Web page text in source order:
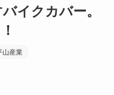
イクカバー。
山産業